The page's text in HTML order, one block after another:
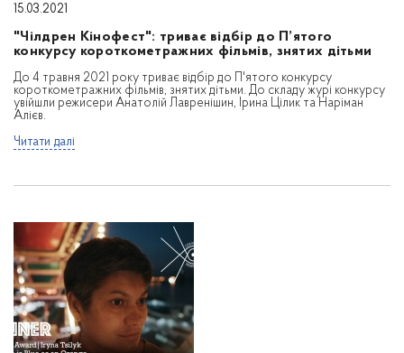
15.03.2021
"Чілдрен Кінофест": триває відбір до П’ятого
конкурсу короткометражних фільмів, знятих дітьми
До 4 травня 2021 року триває відбір до П'ятого конкурсу
короткометражних фільмів, знятих дітьми. До складу журі конкурсу
увійшли режисери Анатолій Лавренішин, Ірина Цілик та Наріман
Алієв.
Читати далі